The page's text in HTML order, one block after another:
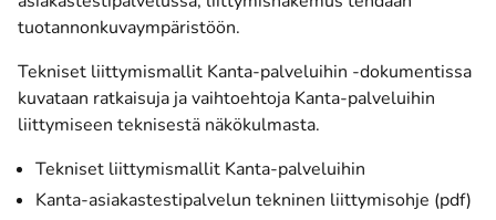
tuotannonkuvaympäristöön.
Tekniset liittymismallit Kanta-palveluihin -dokumentissa
kuvataan ratkaisuja ja vaihtoehtoja Kanta-palveluihin
liittymiseen teknisestä näkökulmasta.
Tekniset liittymismallit Kanta-palveluihin
Kanta-asiakastestipalvelun tekninen liittymisohje (pdf)